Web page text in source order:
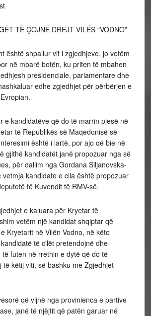
TË ÇOJNË DREJT VILËS “VODNO”
është shpallur vit i zgjedhjeve, jo vetëm
në mbarë botën, ku priten të mbahen
presidenciale, parlamentare dhe
edhe zgjedhjet për përbërjen e
e kandidatëve që do të marrin pjesë në
të Republikës së Maqedonisë së
është i lartë, por ajo që bie në
gjithë kandidatët janë propozuar nga së
për dallim nga Gordana Siljanovska-
vetmja kandidate e cila është propozuar
të Kuvendit të RMV-së.
e kaluara për Kryetar të
vetëm një kandidat shqiptar që
Kryetarit në Vilën Vodno, në këto
të cilët pretendojnë dhe
futen në rrethin e dytë që do të
të këtij viti, së bashku me Zgjedhjet
që vijnë nga provinienca e partive
janë të njëjtit që patën garuar në